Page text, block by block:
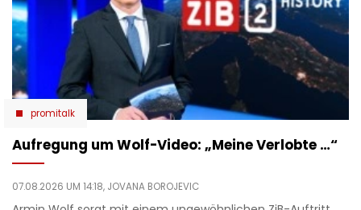
promitalk
Aufregung um Wolf-Video: „Meine Verlobte …“
07.08.2026 UM 14:18, JOVANA BOROJEVIC